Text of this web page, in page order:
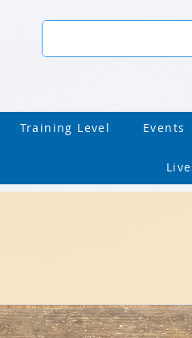
Training Level Events